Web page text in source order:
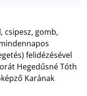
csipesz, gomb,
felidézésével
Hegedűsné Tóth
Karának